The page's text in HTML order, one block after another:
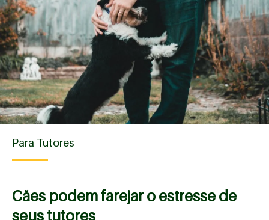
Para Tutores
Cães podem farejar o estresse de
seus tutores